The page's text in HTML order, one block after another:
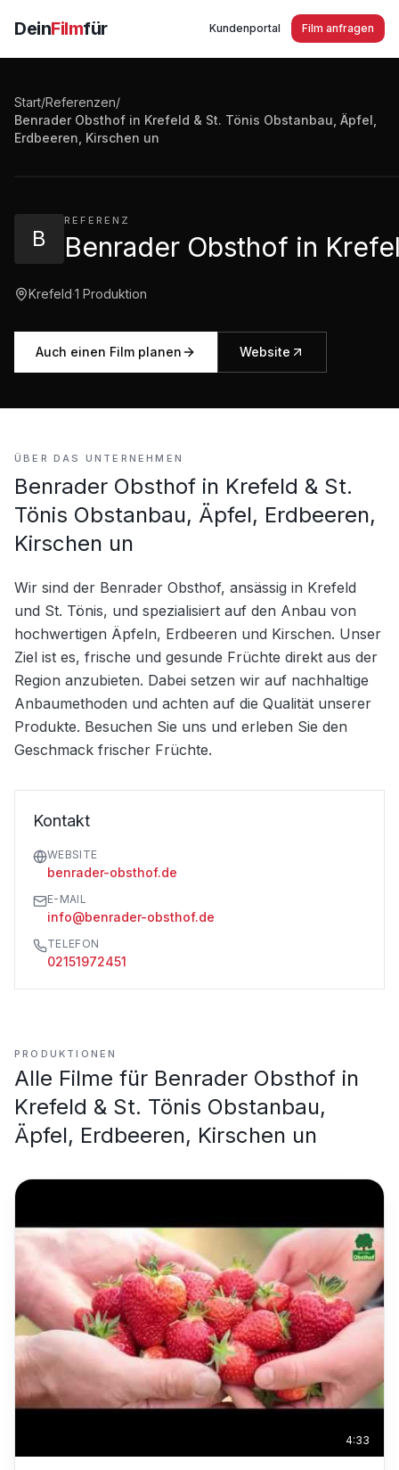
DeinFilmfür Kundenportal Film anfragen
Start/Referenzen/
Benrader Obsthof in Krefeld & St. Tönis Obstanbau, Äpfel,
Erdbeeren, Kirschen un
B
REFERENZ
Benrader Obsthof in
Krefeld·1 Produktion
Auch einen Film planen Website
Benrader Obsthof in Krefeld & St. Tönis Obstanbau,
ÜBER DAS UNTERNEHMEN
Benrader Obsthof in Krefeld & St.
Tönis Obstanbau, Äpfel, Erdbeeren,
Kirschen un
Wir sind der Benrader Obsthof, ansässig in Krefeld
und St. Tönis, und spezialisiert auf den Anbau von
hochwertigen Äpfeln, Erdbeeren und Kirschen. Unser
Ziel ist es, frische und gesunde Früchte direkt aus der
Region anzubieten. Dabei setzen wir auf nachhaltige
Anbaumethoden und achten auf die Qualität unserer
Produkte. Besuchen Sie uns und erleben Sie den
Geschmack frischer Früchte.
Kontakt
WEBSITE
benrader-obsthof.de
E-MAIL
info@benrader-obsthof.de
TELEFON
02151972451
PRODUKTIONEN
Alle Filme für Benrader Obsthof in
Krefeld & St. Tönis Obstanbau,
Äpfel, Erdbeeren, Kirschen un
4:33